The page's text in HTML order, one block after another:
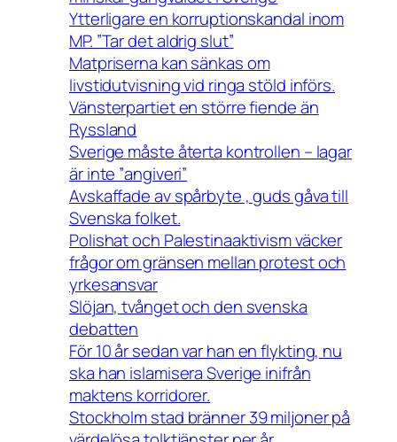
Ytterligare en korruptionskandal inom
MP. ”Tar det aldrig slut”
Matpriserna kan sänkas om
livstidutvisning vid ringa stöld införs.
Vänsterpartiet en större fiende än
Ryssland
Sverige måste återta kontrollen – lagar
är inte ”angiveri”
Avskaffade av spårbyte , guds gåva till
Svenska folket.
Polishat och Palestinaaktivism väcker
frågor om gränsen mellan protest och
yrkesansvar
Slöjan, tvånget och den svenska
debatten
För 10 år sedan var han en flykting, nu
ska han islamisera Sverige inifrån
maktens korridorer.
Stockholm stad bränner 39 miljoner på